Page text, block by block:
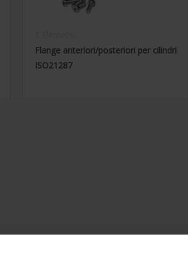
Flange anteriori/posteriori per cilindri
ISO21287